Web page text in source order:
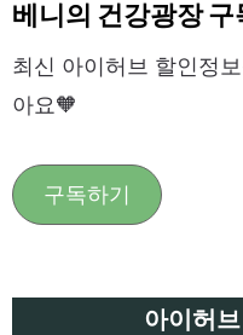
베니의 건강광장 구
최신 아이허브 할인정
아요🧡
구독하기
아이허